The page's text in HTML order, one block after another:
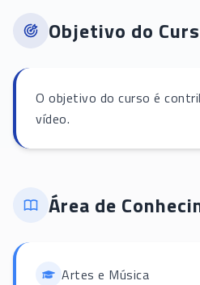
Objetivo do
O objetivo do curso é
vídeo.
Área de
Artes e Música